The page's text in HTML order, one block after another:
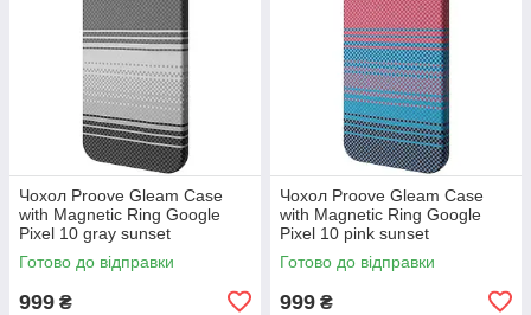
Чохол Proove Gleam Case
with Magnetic Ring Google
Pixel 10 gray sunset
(PCGCGPG01067) Сірий
захід сонця
Готово до відправки
999 ₴
Чохол Proove Gleam Case
with Magnetic Ring Google
Pixel 10 pink sunset
(PCGCGPG01074) Рожевий
захід сонця
Готово до відправки
999 ₴